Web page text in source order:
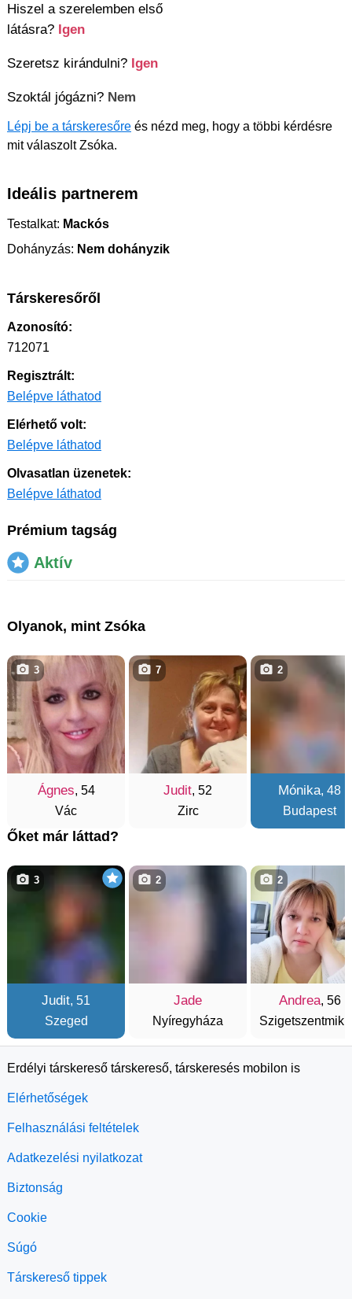
Hiszel a szerelemben első
látásra? Igen
Szeretsz kirándulni? Igen
Szoktál jógázni? Nem
Lépj be a társkeresőre és nézd meg, hogy a többi kérdésre
mit válaszolt Zsóka.
Ideális partnerem
Testalkat: Mackós
Dohányzás: Nem dohányzik
Társkeresőről
Azonosító:
712071
Regisztrált:
Belépve láthatod
Elérhető volt:
Belépve láthatod
Olvasatlan üzenetek:
Belépve láthatod
Prémium tagság
Aktív
Olyanok, mint Zsóka
Ágnes, 54
Vác
3
Judit, 52
Zirc
7
Mónika, 48
Budapest
2
Őket már láttad?
Judit, 51
Szeged
3
Jade
Nyíregyháza
2
Andrea, 56
2
Erdélyi társkereső társkereső, társkeresés mobilon is
Elérhetőségek
Felhasználási feltételek
Adatkezelési nyilatkozat
Biztonság
Cookie
Súgó
Társkereső tippek